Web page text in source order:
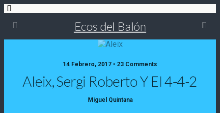
Ecos del Balón
14 Febrero, 2017 • 23 Comments
Aleix, Sergi Roberto Y El 4-4-2
Miguel Quintana